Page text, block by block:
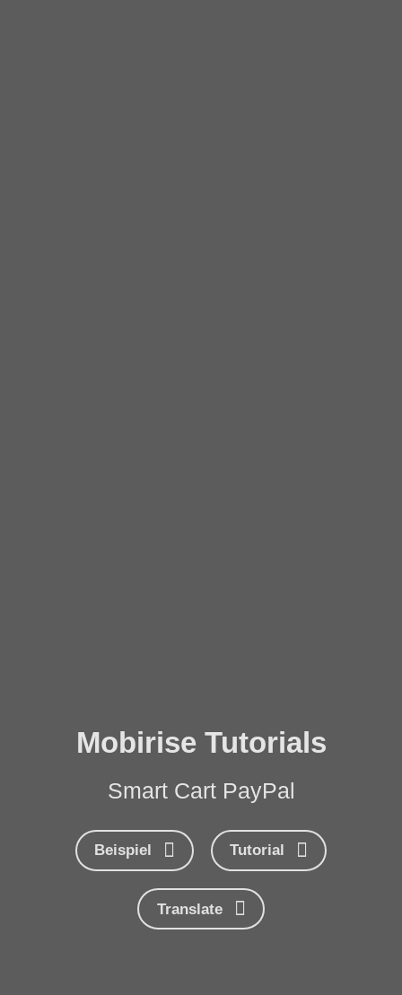
Mobirise Tutorials
Smart Cart PayPal
Beispiel Tutorial
Translate